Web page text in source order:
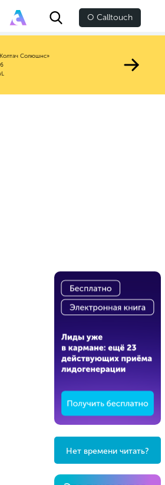
О Calltouch
Солюшнс»
Нет времени читать?